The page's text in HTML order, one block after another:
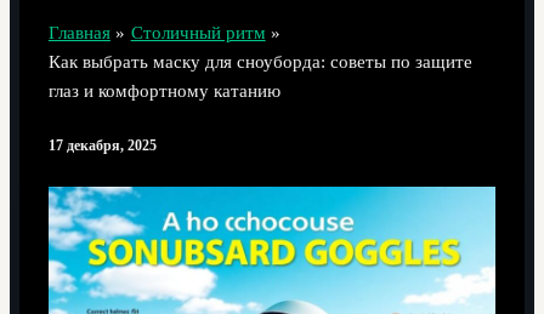
Главная
Столичный ритм
Как выбрать маску для сноуборда: советы по защите
глаз и комфортному катанию
17 декабря, 2025